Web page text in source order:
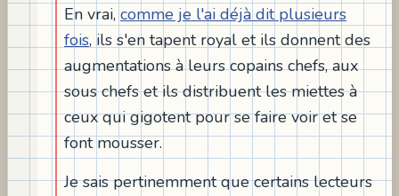
En vrai, comme je l'ai déjà dit plusieurs
fois, ils s'en tapent royal et ils donnent des
augmentations à leurs copains chefs, aux
sous chefs et ils distribuent les miettes à
ceux qui gigotent pour se faire voir et se
font mousser.
Je sais pertinemment que certains lecteurs